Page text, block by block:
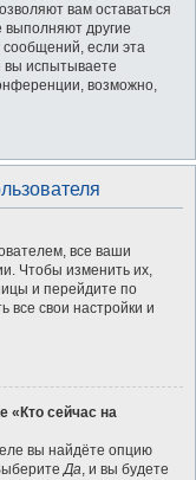
вам оставаться
выполняют другие
сообщений, если эта
вы испытываете
возможно,
все ваши
Чтобы изменить их,
и перейдите по
все свои настройки и
«Кто сейчас на
вы найдёте опцию
Да, и вы будете